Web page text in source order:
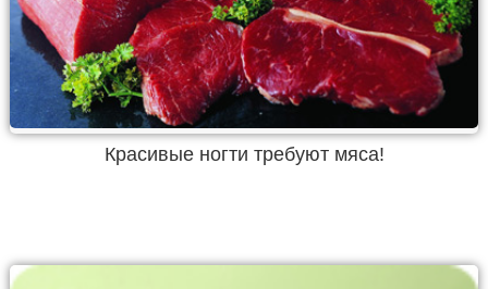
Красивые ногти требуют мяса!